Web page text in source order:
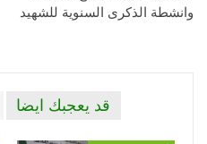
وانشطة الذكرى السنوية للشهيد
قد يعجبك ايضا